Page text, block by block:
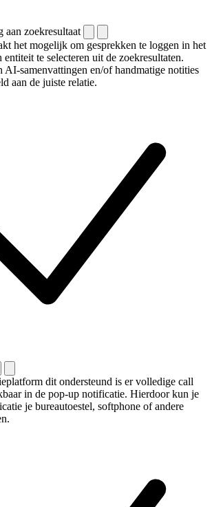
zoekresultaat
het mogelijk om gesprekken te loggen in het
te selecteren uit de zoekresultaten.
samenvattingen en/of handmatige notities
aan de juiste relatie.
dit ondersteund is er volledige call
in de pop-up notificatie. Hierdoor kun je
je bureautoestel, softphone of andere